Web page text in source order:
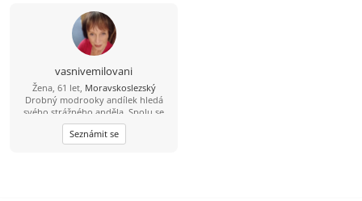
vasnivemilovani
Žena, 61 let, Moravskoslezský
Drobný modrooky andílek hledá
svého strážného anděla. Spolu se
smát, bát, milovat...prostě jen hezky
být
Seznámit se